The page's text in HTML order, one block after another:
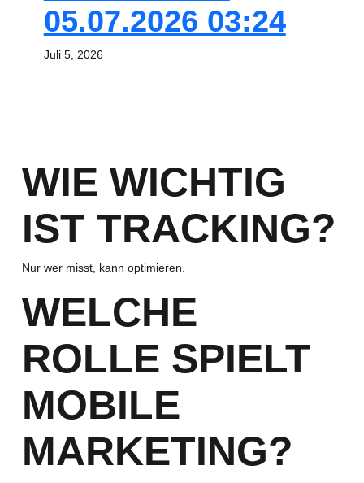
05.07.2026 03:24
Juli 5, 2026
WIE WICHTIG
IST TRACKING?
Nur wer misst, kann optimieren.
WELCHE
ROLLE SPIELT
MOBILE
MARKETING?